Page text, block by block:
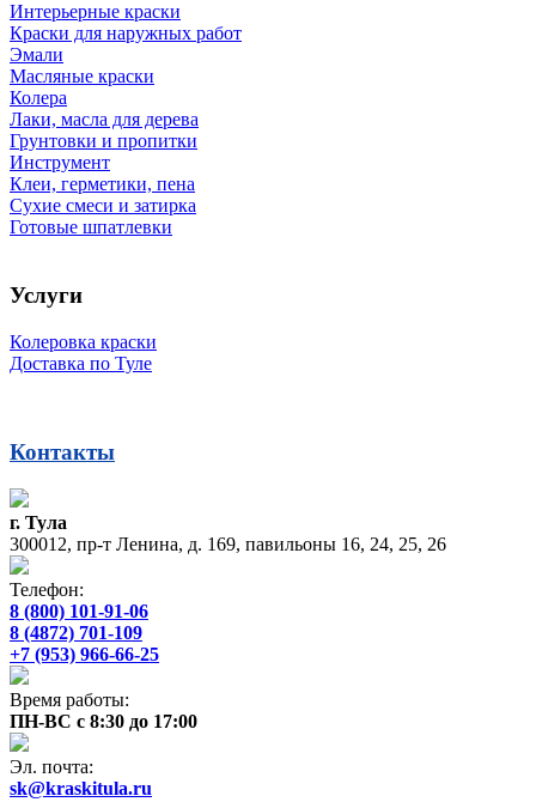
Интерьерные краски
Краски для наружных работ
Эмали
Масляные краски
Колера
Лаки, масла для дерева
Грунтовки и пропитки
Инструмент
Клеи, герметики, пена
Сухие смеси и затирка
Готовые шпатлевки
Услуги
Колеровка краски
Доставка по Туле
Контакты
г. Тула
300012, пр-т Ленина, д. 169, павильоны 16, 24, 25, 26
Телефон:
8 (800) 101-91-06
8 (4872) 701-109
+7 (953) 966-66-25
Время работы:
ПН-ВС с 8:30 до 17:00
Эл. почта:
sk@kraskitula.ru